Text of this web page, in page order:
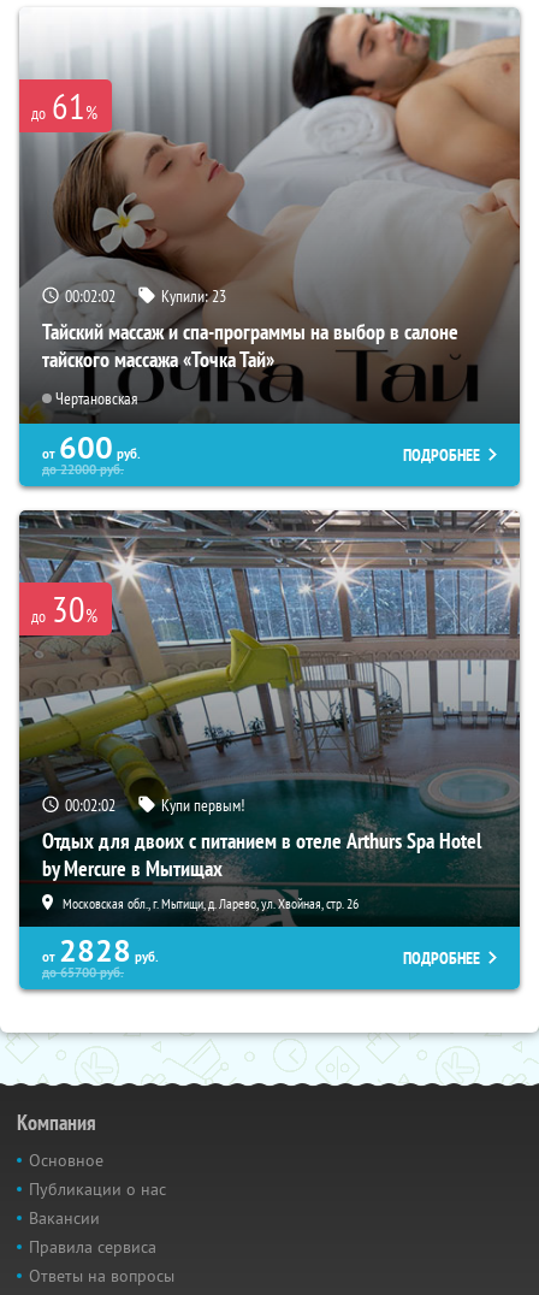
до 61%
00:02:01 Купили:23
Тайский массаж и спа-программы на выбор в салоне
тайского массажа «Точка Тай»
Чертановская
от 600 руб.
до22000руб.
ПОДРОБНЕЕ
до 30%
00:02:01 Купи первым!
Отдых для двоих с питанием в отеле Arthurs Spa Hotel
by Mercure в Мытищах
Московская обл., г. Мытищи, д. Ларево, ул. Хвойная, стр. 26
от 2828 руб.
до65700руб.
ПОДРОБНЕЕ
Компания
Основное
Публикации о нас
Вакансии
Правила сервиса
Ответы на вопросы